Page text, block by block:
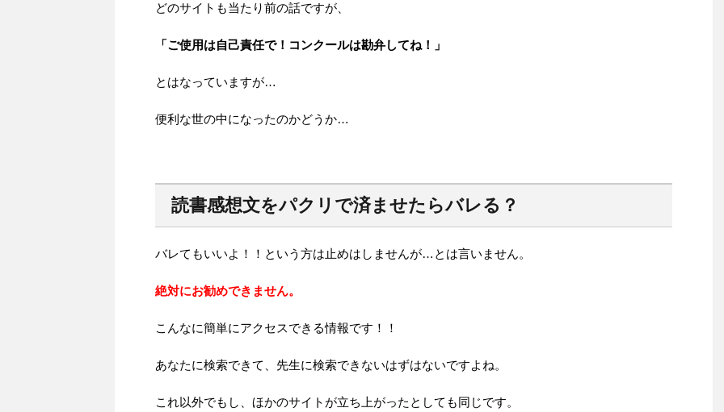
どのサイトも当たり前の話ですが、
「ご使用は自己責任で！コンクールは勘弁してね！」
とはなっていますが…
便利な世の中になったのかどうか…
読書感想文をパクリで済ませたらバレる？
バレてもいいよ！！という方は止めはしませんが…とは言いません。
絶対にお勧めできません。
こんなに簡単にアクセスできる情報です！！
あなたに検索できて、先生に検索できないはずはないですよね。
これ以外でもし、ほかのサイトが立ち上がったとしても同じです。